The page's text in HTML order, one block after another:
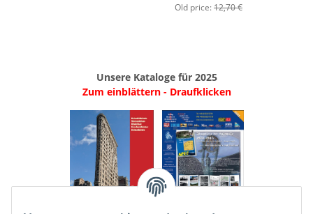
Old price:12,70 €
Unsere Kataloge für 2025
Zum einblättern - Draufklicken
. ..